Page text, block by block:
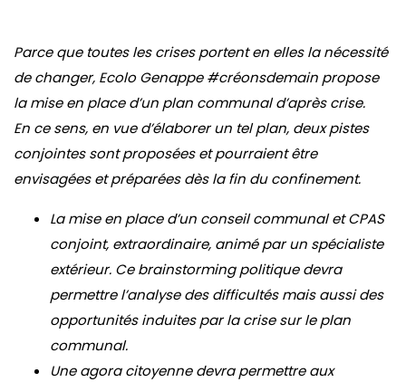
Parce que toutes les crises portent en elles la nécessité
de changer, Ecolo Genappe #créonsdemain propose
la mise en place d’un plan communal d’après crise.
En ce sens, en vue d’élaborer un tel plan, deux pistes
conjointes sont proposées et pourraient être
envisagées et préparées dès la fin du confinement.
La mise en place d’un conseil communal et CPAS
conjoint, extraordinaire, animé par un spécialiste
extérieur. Ce brainstorming politique devra
permettre l’analyse des difficultés mais aussi des
opportunités induites par la crise sur le plan
communal.
Une agora citoyenne devra permettre aux